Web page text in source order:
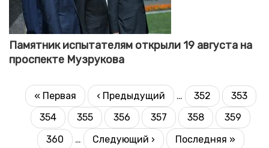
Памятник испытателям открыли 19 августа на
проспекте Музрукова
НУМЕРАЦИЯ
СТРАНИЦ
Первая
страница
« Первая
Предыдущая
страница
‹ Предыдущий … Страница
352
353
Страница
354 Страница
355
Текущая
страница
356 Страница
357 Страница
358
359
Страница
360 …
Следующая
Следующий ›
Последняя
Последняя »